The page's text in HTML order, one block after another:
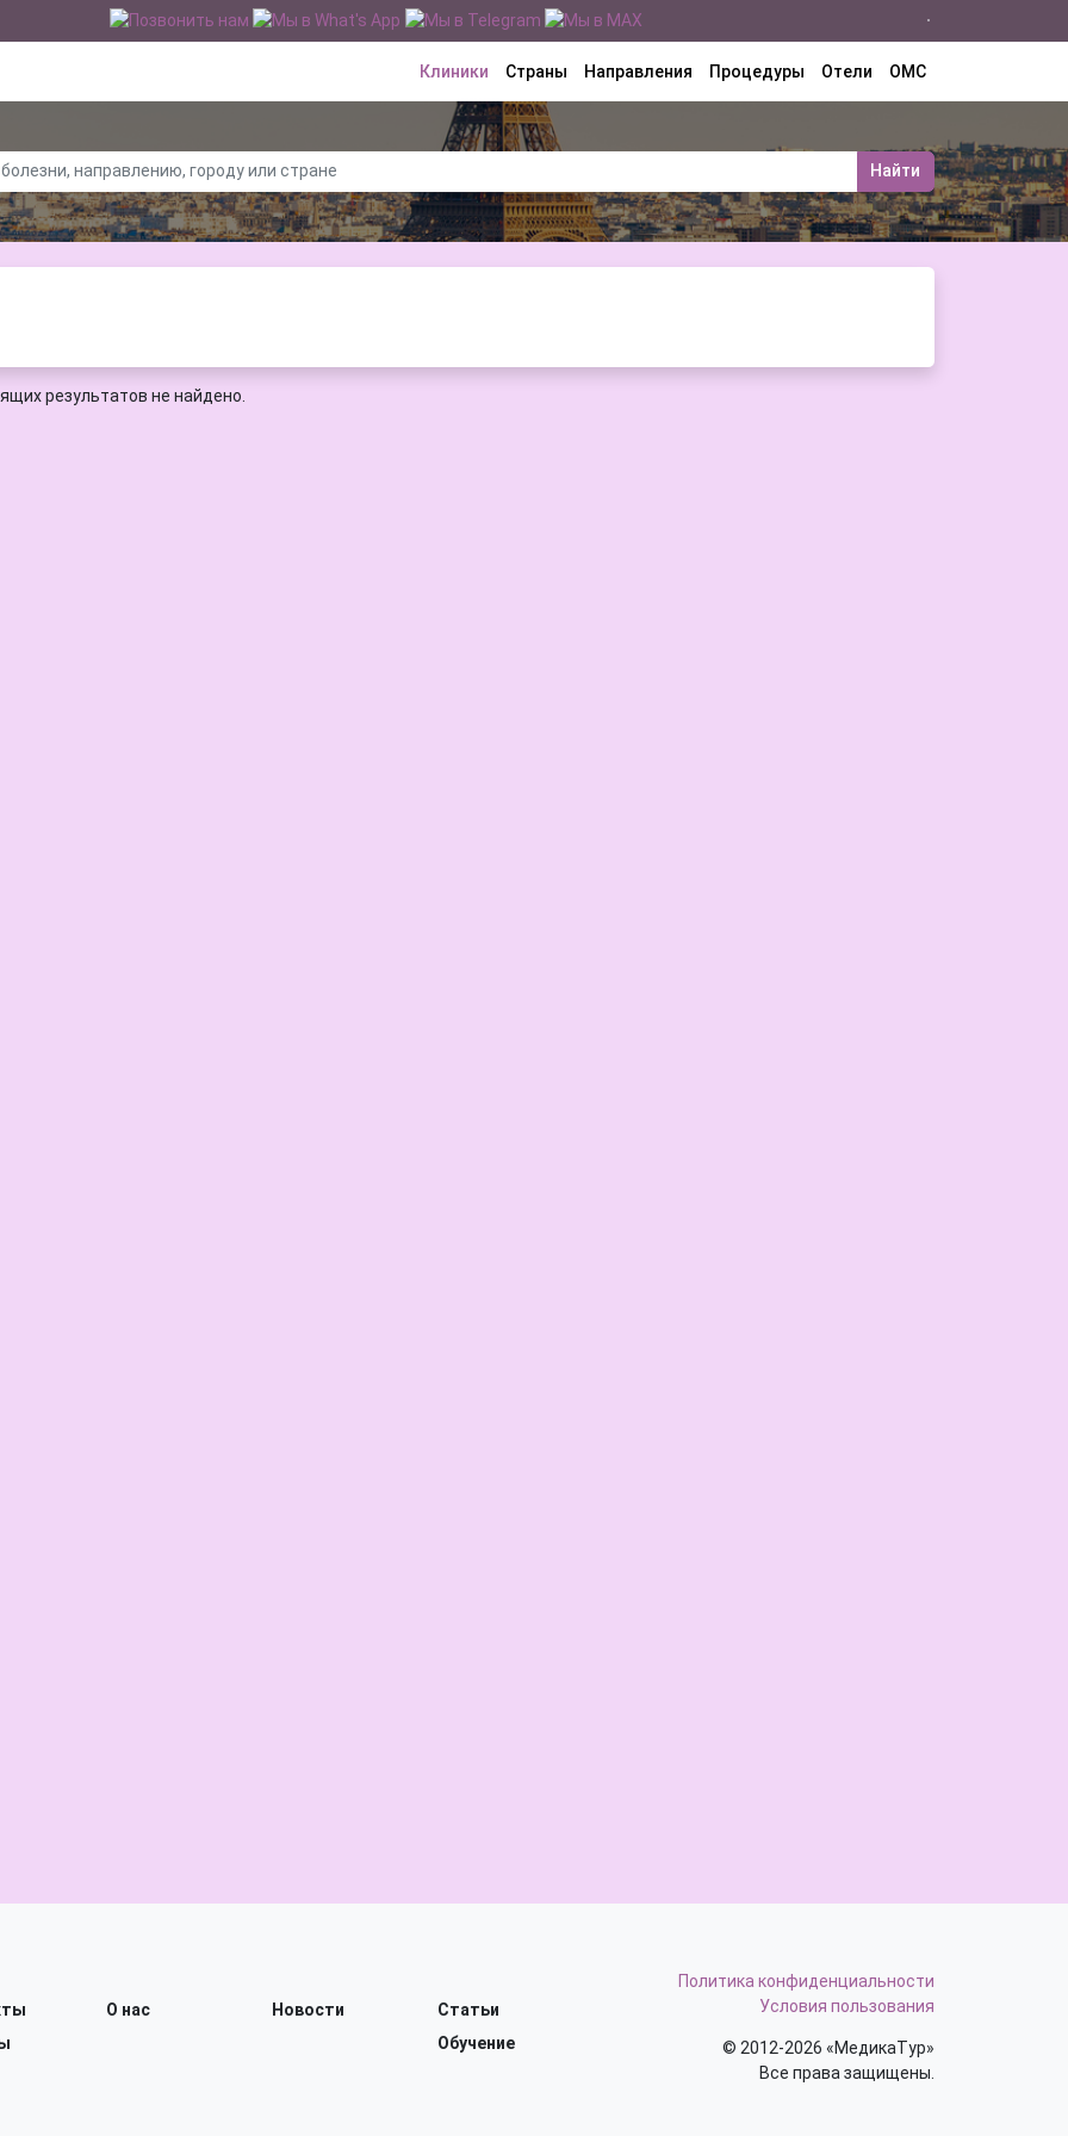
Клиники Страны Направления Процедуры Отели ОМС
Найти
результатов не найдено.
О нас Новости
Статьи
Обучение
Политика конфиденциальности
Условия пользования
© 2012-2026 «МедикаТур»
Все права защищены.